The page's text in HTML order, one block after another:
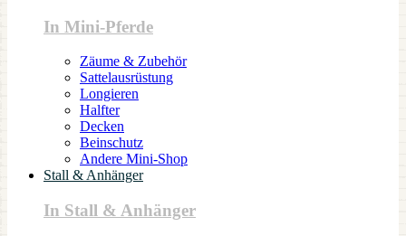
In Mini-Pferde
Zäume & Zubehör
Sattelausrüstung
Longieren
Halfter
Decken
Beinschutz
Andere Mini-Shop
Stall & Anhänger
In Stall & Anhänger